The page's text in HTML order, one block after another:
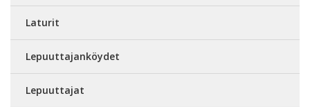
Laturit
Lepuuttajanköydet
Lepuuttajat